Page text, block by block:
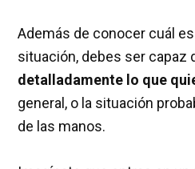
Además de conocer cuál
situación, debes ser capaz
detalladamente lo que
general, o la situación
de las manos.